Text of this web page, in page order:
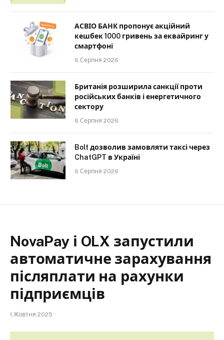
АСВІО БАНК пропонує акційний
кешбек 1000 гривень за еквайринг у
смартфоні
6 Серпня 2026
Британія розширила санкції проти
російських банків і енергетичного
сектору
6 Серпня 2026
Bolt дозволив замовляти таксі через
ChatGPT в Україні
6 Серпня 2026
NovaPay і OLX запустили
автоматичне зарахування
післяплати на рахунки
підприємців
1 Жовтня 2025